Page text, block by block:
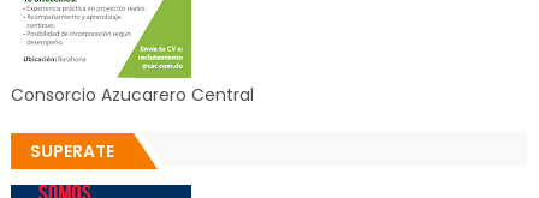
Consorcio Azucarero Central
SUPERATE